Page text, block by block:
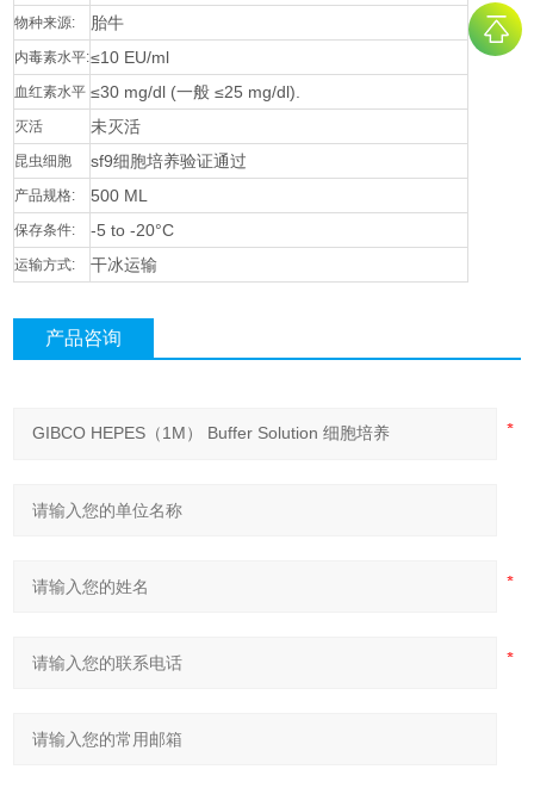
物种来源: 胎牛
内毒素水平:≤10 EU/ml
血红素水平 ≤30 mg/dl (一般 ≤25 mg/dl).
灭活 未灭活
昆虫细胞 sf9细胞培养验证通过
产品规格: 500 ML
保存条件: -5 to -20°C
运输方式: 干冰运输
产品咨询